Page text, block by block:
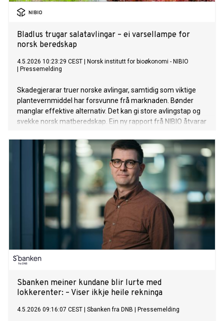
Bladlus trugar salatavlingar – ei varsellampe for
norsk beredskap
4.5.2026 10:23:29 CEST
Norsk institutt for bioøkonomi - NIBIO
Pressemelding
Skadegjerarar truer norske avlingar, samtidig som viktige
plantevernmiddel har forsvunne frå marknaden. Bønder
manglar effektive alternativ. Det kan gi store avlingstap og
svekke norsk matberedskap. Ein ny rapport frå NIBIO åtvarar
Sbanken meiner kundane blir lurte med
lokkerenter: – Viser ikkje heile rekninga
4.5.2026 09:16:07 CEST Sbanken fra DNB Pressemelding